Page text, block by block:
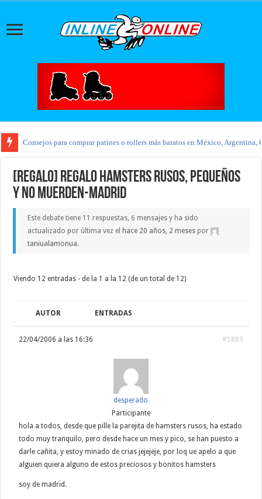
Consejos para comprar patines o rollers más baratos en México, Argentina,
[REGALO] regalo hamsters rusos, pequeños
y no muerden-MADRID
Este debate tiene 11 respuestas, 6 mensajes y ha sido
actualizado por última vez el hace 20 años, 2 mesespor
taniualamonua.
Viendo 12 entradas - de la 1 a la 12 (de un total de 12)
AUTOR ENTRADAS
22/04/2006 a las 16:36 #5889
desperado
Participante
hola a todos, desde que pille la parejita de hamsters rusos, ha estado
todo muy tranquilo, pero desde hace un mes y pico, se han puesto a
darle cañita, y estoy minado de crias jejejeje, por loq ue apelo a que
alguien quiera alguno de estos preciosos y bonitos hamsters
soy de madrid.